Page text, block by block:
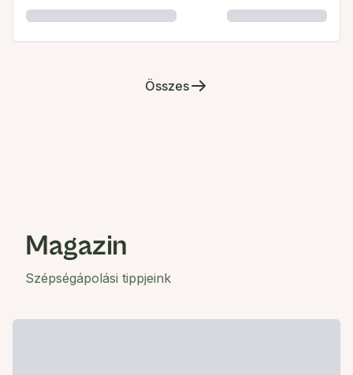
Összes
Magazin
Szépségápolási tippjeink